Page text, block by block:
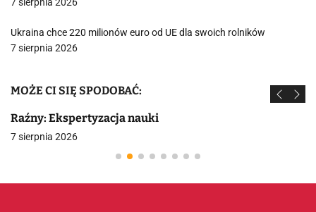
Ukraina chce 220 milionów euro od UE dla swoich rolników
7 sierpnia 2026
MOŻE CI SIĘ SPODOBAĆ:
Raźny: Ekspertyzacja nauki
7 sierpnia 2026